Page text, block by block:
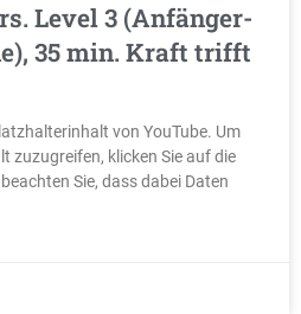
Level 3 (Anfänger-
35 min. Kraft trifft
von YouTube. Um
zuzugreifen, klicken Sie auf die
Sie, dass dabei Daten